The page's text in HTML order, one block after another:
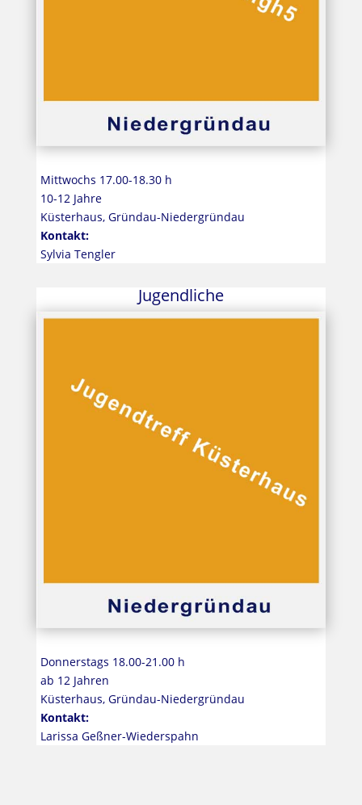
Mittwochs 17.00-18.30 h
10-12 Jahre
Küsterhaus, Gründau-Niedergründau
Kontakt:
Sylvia Tengler
Jugendliche
Donnerstags 18.00-21.00 h
ab 12 Jahren
Küsterhaus, Gründau-Niedergründau
Kontakt:
Larissa Geßner-Wiederspahn